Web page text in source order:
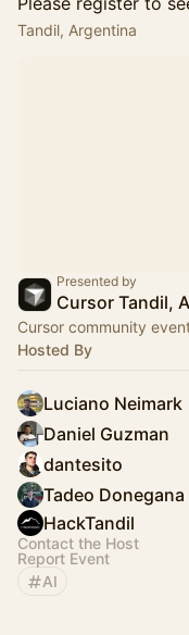
Tandil, Argentina
Presented by
Cursor Tandil,
Cursor community
Hosted By
Luciano Neimark
Daniel Guzman
dantesito
Tadeo
HackTandil
Contact the Host
Report Event
AI